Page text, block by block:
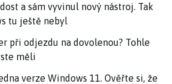
a sám vyvinul nový nástroj. Tak
tu ještě nebyl
při odjezdu na dovolenou? Tohle
měli
verze Windows 11. Ověřte si, že